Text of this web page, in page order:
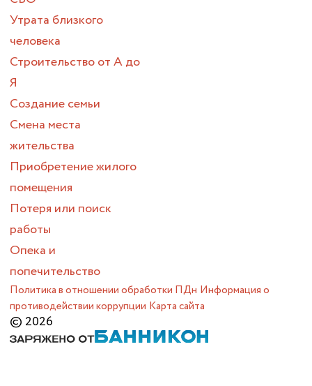
Утрата близкого
человека
Строительство от А до
Я
Создание семьи
Смена места
жительства
Приобретение жилого
помещения
Потеря или поиск
работы
Опека и
попечительство
Политика в отношении обработки ПДн Информация о
противодействии коррупции Карта сайта
© 2026